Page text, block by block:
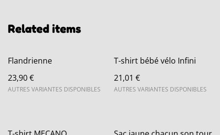
Related items
Flandrienne
23,90 €
AUTRES VARIANTES DISPONIBLES
T-shirt bébé vélo Infini
21,01 €
AUTRES VARIANTES DISPONIBLES